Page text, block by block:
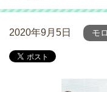
2020年9月5日 モ